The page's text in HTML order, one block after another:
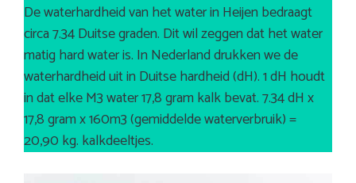
De waterhardheid van het water in Heijen bedraagt
circa 7.34 Duitse graden. Dit wil zeggen dat het water
matig hard water is. In Nederland drukken we de
waterhardheid uit in Duitse hardheid (dH). 1 dH houdt
in dat elke M3 water 17,8 gram kalk bevat. 7.34 dH x
17,8 gram x 160m3 (gemiddelde waterverbruik) =
20,90 kg. kalkdeeltjes.